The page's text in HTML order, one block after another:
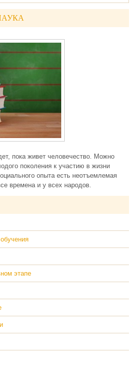
пока живет человечество. Можно
поколения к участию в жизни
опыта есть неотъемлемая
времена и у всех народов.
этапе